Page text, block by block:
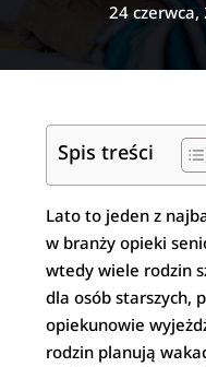
24 czerwca,
Spis treści
Lato to jeden z
w branży opieki
wtedy wiele rodzin
dla osób starszych,
opiekunowie
rodzin planują